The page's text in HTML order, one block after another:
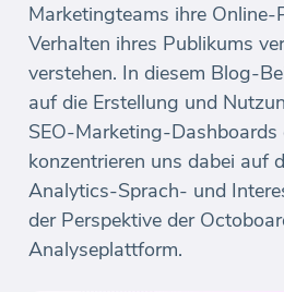
Marketingteams ihre Online-
Verhalten ihres Publikums
verstehen. In diesem Blog-
auf die Erstellung und
SEO-Marketing-Dashboards
konzentrieren uns dabei auf
Analytics-Sprach- und
der Perspektive der
Analyseplattform.